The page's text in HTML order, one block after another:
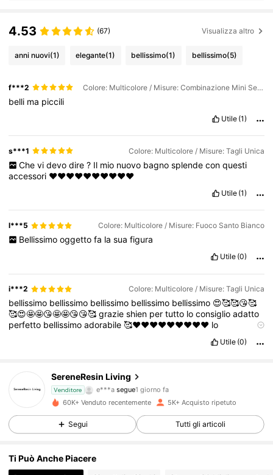
4.53 (67) Visualizza altro
anni nuovi(1) elegante(1) bellissimo(1) bellissimo(5)
f***2 Colore: Multicolore / Misure: Combinazione Mini Seed Silver
belli ma piccili
Utile (1)
s***1 Colore: Multicolore / Misure: Tagli Unica
Che vi devo dire ? Il mio nuovo bagno splende con questi
accessori ❤️❤️❤️❤️❤️❤️❤️❤️❤️❤️
Utile (1)
l***5 Colore: Multicolore / Misure: Fuoco Santo Bianco
Bellissimo oggetto fa la sua figura
Utile (0)
i***2 Colore: Multicolore / Misure: Tagli Unica
bellissimo bellissimo bellissimo bellissimo bellissimo 😍🥰🥰😘🥰
🥰😍🤩🤩😘🤩🤩😘😘🥰grazieshien pertutto loconsiglioadatto
perfetto bellissimoadorabile🥰♥️❤️♥️♥️❤️❤️❤️❤️❤️ lo
soddisfatta🤩🤩♥️😍😘♥️
pentiraiteloassicuroprendilo
assicuro
Utile (0)
SereneResin Living
Venditore
segue
c***6 sta navigando
4.65
3.6K Follower
60K+ Venduto recentemente 5K+ Acquisto ripetuto
Segui Tutti gli articoli
Ti Può Anche Piacere